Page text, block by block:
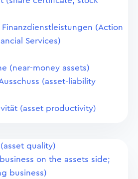
(Action
Services)
(near-money assets)
(asset-liability
(asset productivity)
quality)
on the assets side;
business)